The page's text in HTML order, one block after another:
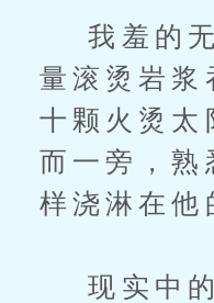
我羞的无
量滚烫岩浆
十颗火烫太
而一旁，熟
样浇淋在他
现实中的